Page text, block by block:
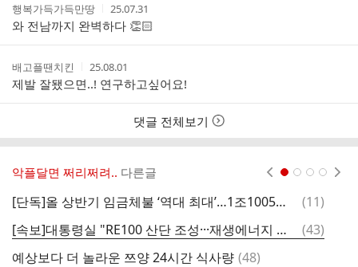
작
성
자
행복가득가득만땅
작
성
시
간
25.07.31
와 전남까지 완벽하다 👏🏻
작
성
자
배고플땐치킨
작
성
시
간
25.08.01
제발 잘됐으면..! 연구하고싶어요!
댓글 전체보기
악플달면 쩌리쩌려.. 다른글
[단독]올 상반기 임금체불 ‘역대 최대’…1조1005억 돌파
댓
(11)
[속보]대통령실 "RE100 산단 조성···재생에너지 풍부 전남권 핵심 기지로"
댓
글
(43)
예상보다 더 놀라운 쯔양 24시간 식사량 댓
(48)